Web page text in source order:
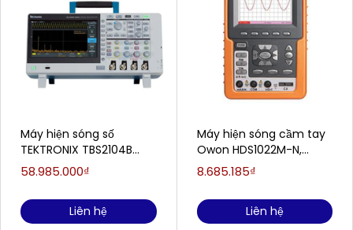
Máy hiện sóng số
TEKTRONIX TBS2104B
(100Mhz, 4 kênh, 2Gs/s)
58.985.000₫
Liên hệ
Máy hiện sóng cầm tay
Owon HDS1022M-N,
20Mhz, 2 Channel
8.685.185₫
Liên hệ